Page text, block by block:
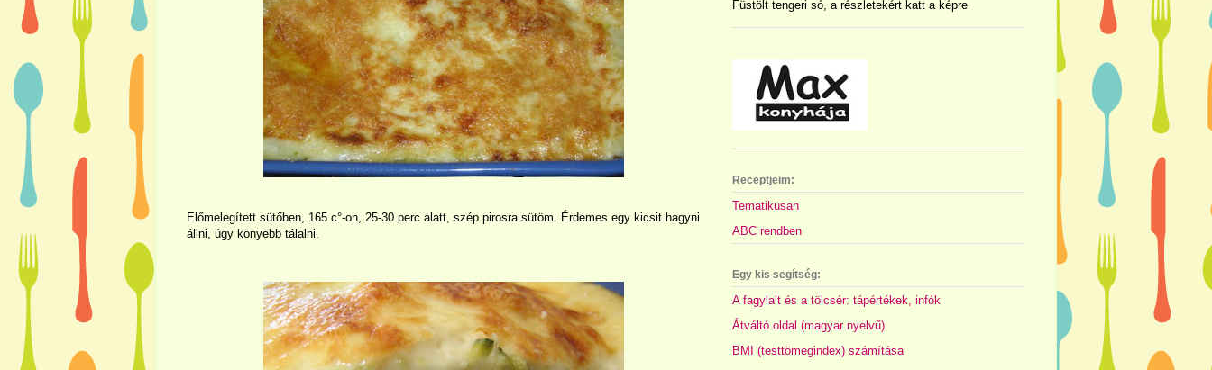
Előmelegített sütőben, 165 c°-on, 25-30 perc alatt, szép pirosra sütöm. Érdemes egy kicsit hagyni
állni, úgy könyebb tálalni.
Füstölt tengeri só, a részletekért katt a képre
Receptjeim:
Tematikusan
ABC rendben
Egy kis segítség:
A fagylalt és a tölcsér: tápértékek, infók
Átváltó oldal (magyar nyelvű)
BMI (testtömegindex) számítása